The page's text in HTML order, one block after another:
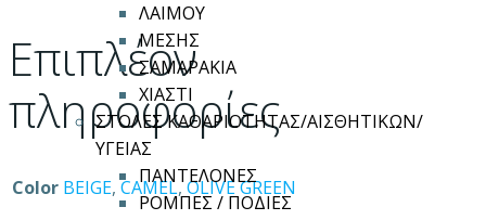
ΛΑΙΜΟΥ
ΜΕΣΗΣ
ΣΑΜΑΡΑΚΙΑ
ΧΙΑΣΤΙ
ΣΤΟΛΕΣ ΚΑΘΑΡΙΟΤΗΤΑΣ/ΑΙΣΘΗΤΙΚΩΝ/
ΥΓΕΙΑΣ
ΠΑΝΤΕΛΟΝΕΣ
ΡΟΜΠΕΣ / ΠΟΔΙΕΣ
Επιπλέον
πληροφορίες
Color BEIGE,CAMEL,OLIVE GREEN